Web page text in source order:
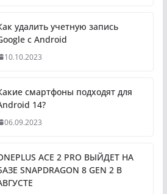
удалить учетную запись
с Android
10.10.2023
смартфоны подходят для
14?
06.09.2023
ACE 2 PRO ВЫЙДЕТ НА
SNAPDRAGON 8 GEN 2 В